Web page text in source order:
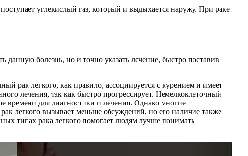
углекислый газ, который и выдыхается наружу. При раке
данную болезнь, но и точно указать лечение, быстро поставив
рак легкого, как правило, ассоциируется с курением и имеет
лечения, так как быстро прогрессирует. Немелкоклеточный
времени для диагностики и лечения. Однако многие
легкого вызывает меньше обсуждений, но его наличие также
типах рака легкого помогает людям лучше понимать